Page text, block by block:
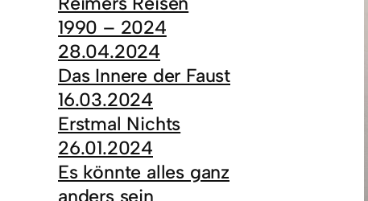
1990 – 2024
28.04.2024
Das Innere der Faust
16.03.2024
Erstmal Nichts
26.01.2024
Es könnte alles ganz
anders sein